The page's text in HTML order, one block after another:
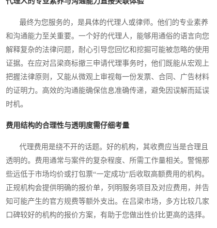
最终为您服务的，是具体的代理人或律师。他们的专业素养
和沟通能力至关重要。一个好的代理人，能够用通俗的语言向您
解释复杂的法律问题，耐心引导您回忆和挖掘可能被忽略的使用
证据。在应对吕梁商标撤三申请代理事务时，他们既能从宏观上
把握法律原则，又能从微观上审视每一份发票、合同、广告材料
的证明力。高效的沟通能确保信息准确传递，避免因误解而延误
时机。
费用结构的合理性与透明度需仔细考量
代理费用是绕不开的话题。好的机构，其收费应当是合理且
透明的。费用通常与案件的复杂程度、所需工作量相关。警惕那
些远低于市场均价或打包票“一定成功”后收取高额费用的机构。
正规机构会提供明确的报价单，列明服务项目及对应费用，并告
知可能产生的官方规费等额外支出。在吕梁市场，多方比较几家
口碑较好的机构的报价方案，有助于您做出性价比更高的选择。